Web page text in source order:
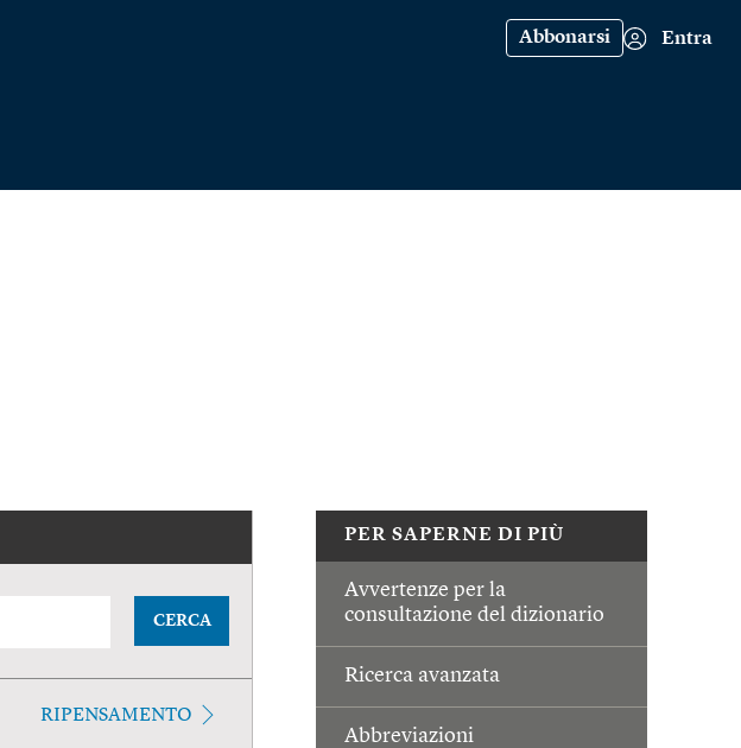
Abbonarsi Entra
PER SAPERNE DI PIÙ
Avvertenze per la
consultazione del dizionario
Ricerca avanzata
Abbreviazioni
CERCA
RIPENSAMENTO